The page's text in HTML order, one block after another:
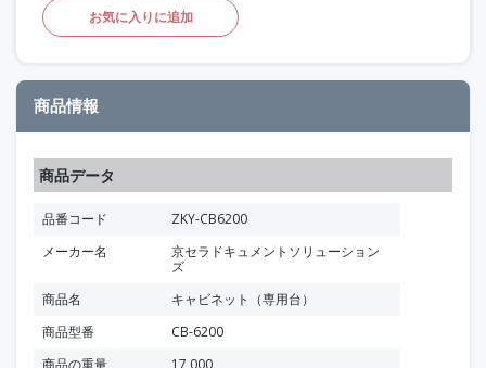
お気に入りに追加
商品情報
商品データ
品番コード
ZKY-CB6200
メーカー名
京セラドキュメントソリューション
ズ
商品名
キャビネット（専用台）
商品型番
CB-6200
商品の重量
17,000